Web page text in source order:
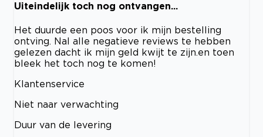
Uiteindelijk toch nog ontvangen...
Het duurde een poos voor ik mijn bestelling
ontving. Nal alle negatieve reviews te hebben
gelezen dacht ik mijn geld kwijt te zijn.en toen
bleek het toch nog te komen!
Klantenservice
Niet naar verwachting
Duur van de levering